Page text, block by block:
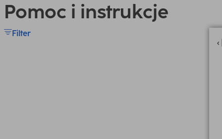
Pomoc i instrukcje
Filter